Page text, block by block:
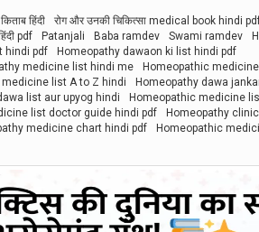
हिंदी
रोग और उनकी चिकित्सा medical book hindi
pdf Patanjali Baba ramdev Swami ramdev
hindi pdf
Homeopathy dawaon ki list hindi pdf
medicine list hindi me
Homeopathic
list A to Z hindi
Homeopathy dawa
list aur upyog hindi
Homeopathic medicine
list doctor guide hindi pdf
Homeopathy
medicine chart hindi pdf
Homeopathic